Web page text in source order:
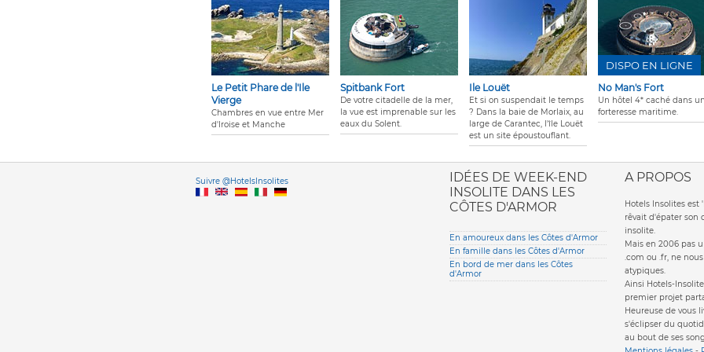
Le Petit Phare de l'Ile
Vierge
Chambres en vue entre Mer
d'Iroise et Manche
Spitbank Fort
De votre citadelle de la mer,
la vue est imprenable sur les
eaux du Solent.
Ile Louët
Et si on suspendait le temps
? Dans la baie de Morlaix, au
large de Carantec, l'île Louët
est un site époustouflant.
No Man's Fort
Un hôtel 4* caché dans
forteresse maritime.
DISPO EN LIGNE
Suivre @HotelsInsolitesVersione italiana
IDÉES DE WEEK-END
INSOLITE DANS LES
CÔTES D'ARMOR
En amoureux dans les Côtes d'Armor
En famille dans les Côtes d'Armor
En bord de mer dans les Côtes
d'Armor
A PROPOS
Hotels Insolites
rêvait d'épater son
insolite.
Mais en 2006 pas
.com ou .fr, ne
atypiques.
Ainsi Hotels-
premier projet
Heureuse de vous
s'éclipser du
au bout de ses